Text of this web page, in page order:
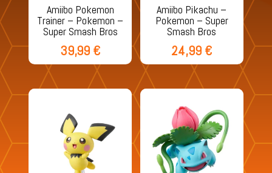
Amiibo Pokemon
Trainer – Pokemon –
Super Smash Bros
39,99 €
Amiibo Pikachu –
Pokemon – Super
Smash Bros
24,99 €